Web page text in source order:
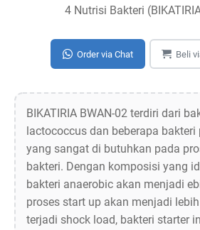
4 Nutrisi Bakteri
Order via Chat Beli
BIKATIRIA BWAN-02 terdiri dari
lactococcus dan beberapa
yang sangat di butuhkan pada
bakteri. Dengan komposisi yang
bakteri anaerobic akan menjadi
proses start up akan menjadi
terjadi shock load, bakteri starter